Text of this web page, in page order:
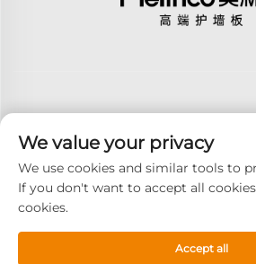
Kaikki oikeudet pidätetään -
We value your privacy
We use cookies and similar tools to
If you don't want to accept all
cookies.
Accept all